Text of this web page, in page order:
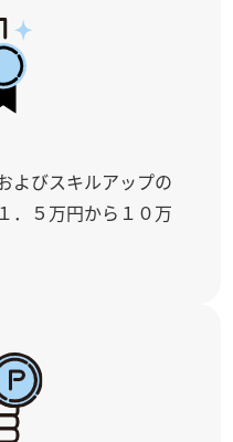
よびスキルアップの
．５万円から１０万